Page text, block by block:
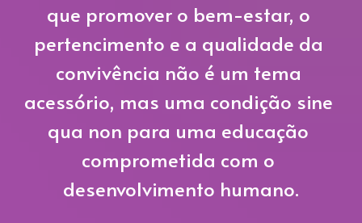
que promover o bem-estar, o
pertencimento e a qualidade da
convivência não é um tema
acessório, mas uma condição sine
qua non para uma educação
comprometida com o
desenvolvimento humano.